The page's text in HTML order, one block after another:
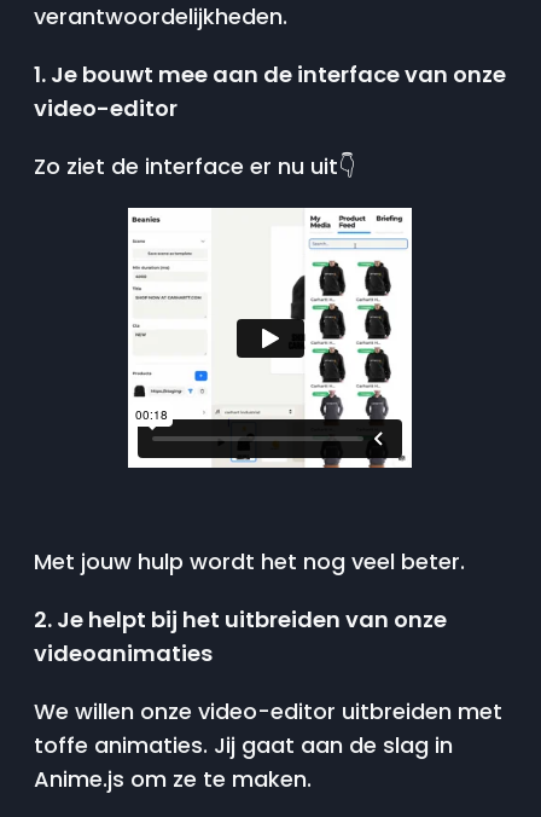
verantwoordelijkheden.
1. Je bouwt mee aan de interface van onze
video-editor
Zo ziet de interface er nu uit👇
Met jouw hulp wordt het nog veel beter.
2. Je helpt bij het uitbreiden van onze
videoanimaties
We willen onze video-editor uitbreiden met
toffe animaties. Jij gaat aan de slag in
Anime.js om ze te maken.